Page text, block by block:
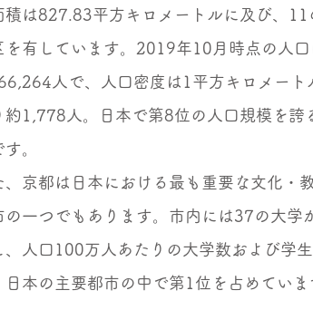
積は827.83平方キロメートルに及び、11
を有しています。2019年10月時点の人口
人で、人口密度は1平方キロメート
約1,778人。日本で第8位の人口規模を誇
。
、京都は日本における最も重要な文化・
の一つでもあります。市内には37の大学
、人口100万人あたりの大学数および学
日本の主要都市の中で第1位を占めていま